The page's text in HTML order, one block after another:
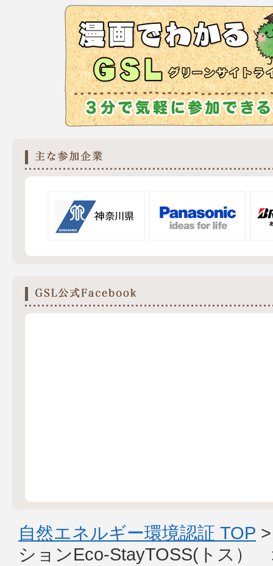
自然エネルギー環境認証 TOP
ションEco-StayTOSS(トス）